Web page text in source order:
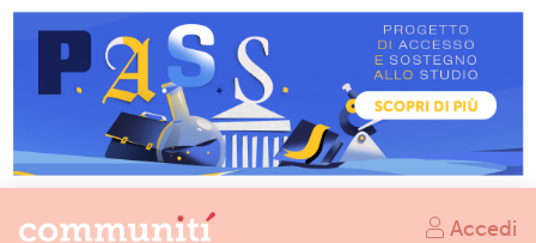
Accedi